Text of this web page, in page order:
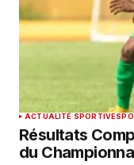
ACTUALITÉ SPORTIVE
Résultats
du